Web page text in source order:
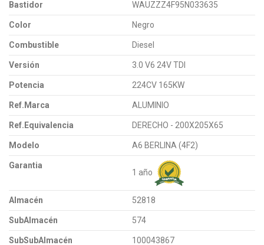
Bastidor WAUZZZ4F95N033635
Color Negro
Combustible Diesel
Versión 3.0 V6 24V TDI
Potencia 224CV 165KW
Ref.Marca ALUMINIO
Ref.Equivalencia DERECHO - 200X205X65
Modelo A6 BERLINA (4F2)
Garantia
1 año
Almacén 52818
SubAlmacén 574
SubSubAlmacén 100043867